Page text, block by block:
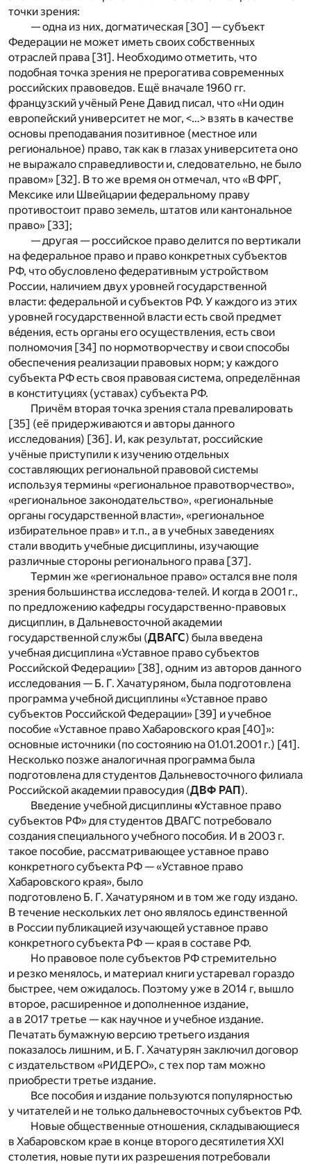
точки зрения:
— одна из них, догматическая [30] — субъект
Федерации не может иметь своих собственных
отраслей права [31]. Необходимо отметить, что
подобная точка зрения не прерогатива современных
российских правоведов. Ещё вначале 1960 гг.
французский учёный Рене Давид писал, что «Ни один
европейский университет не мог, <…> взять в качестве
основы преподавания позитивное (местное или
региональное) право, так как в глазах университета оно
не выражало справедливости и, следовательно, не было
правом» [32]. В то же время он отмечал, что «В ФРГ,
Мексике или Швейцарии федеральному праву
противостоит право земель, штатов или кантональное
право» [33];
— другая — российское право делится по вертикали
на федеральное право и право конкретных субъектов
РФ, что обусловлено федеративным устройством
России, наличием двух уровней государственной
власти: федеральной и субъектов РФ. У каждого из этих
уровней государственной власти есть свой предмет
вéдения, есть органы его осуществления, есть свои
полномочия [34] по нормотворчеству и свои способы
обеспечения реализации правовых норм; у каждого
субъекта РФ есть своя правовая система, определённая
в конституциях (уставах) субъекта РФ.
Причём вторая точка зрения стала превалировать
[35] (её придерживаются и авторы данного
исследования) [36]. И, как результат, российские
учёные приступили к изучению отдельных
составляющих региональной правовой системы
используя термины «региональное правотворчество»,
«региональное законодательство», «региональные
органы государственной власти», «региональное
избирательное прав» и т.п., а в учебных заведениях
стали вводить учебные дисциплины, изучающие
различные стороны регионального права [37].
Термин же «региональное право» остался вне поля
зрения большинства исследова-телей. И когда в 2001 г.,
по предложению кафедры государственно-правовых
дисциплин, в Дальневосточной академии
государственной службы (ДВАГС) была введена
учебная дисциплина «Уставное право субъектов
Российской Федерации» [38], одним из авторов данного
исследования — Б. Г. Хачатуряном, была подготовлена
программа учебной дисциплины «Уставное право
субъектов Российской Федерации» [39] и учебное
пособие «Уставное право Хабаровского края [40]»:
основные источники (по состоянию на 01.01.2001 г.) [41].
Несколько позже аналогичная программа была
подготовлена для студентов Дальневосточного филиала
Российской академии правосудия (ДВФ РАП).
Введение учебной дисциплины «Уставное право
субъектов РФ» для студентов ДВАГС потребовало
создания специального учебного пособия. И в 2003 г.
такое пособие, рассматривающее уставное право
конкретного субъекта РФ — «Уставное право
Хабаровского края», было
подготовлено Б. Г. Хачатуряном и в том же году издано.
В течение нескольких лет оно являлось единственной
в России публикацией изучающей уставное право
конкретного субъекта РФ — края в составе РФ.
Но правовое поле субъектов РФ стремительно
и резко менялось, и материал книги устаревал гораздо
быстрее, чем ожидалось. Поэтому уже в 2014 г, вышло
второе, расширенное и дополненное издание,
а в 2017 третье — как научное и учебное издание.
Печатать бумажную версию третьего издания
показалось лишним, и Б. Г. Хачатурян заключил договор
с издательством «РИДЕРО», с тех пор там можно
приобрести третье издание.
Все пособия и издание пользуются популярностью
у читателей и не только дальневосточных субъектов РФ.
Новые общественные отношения, складывающиеся
в Хабаровском крае в конце второго десятилетия XXI
столетия, новые пути их разрешения потребовали